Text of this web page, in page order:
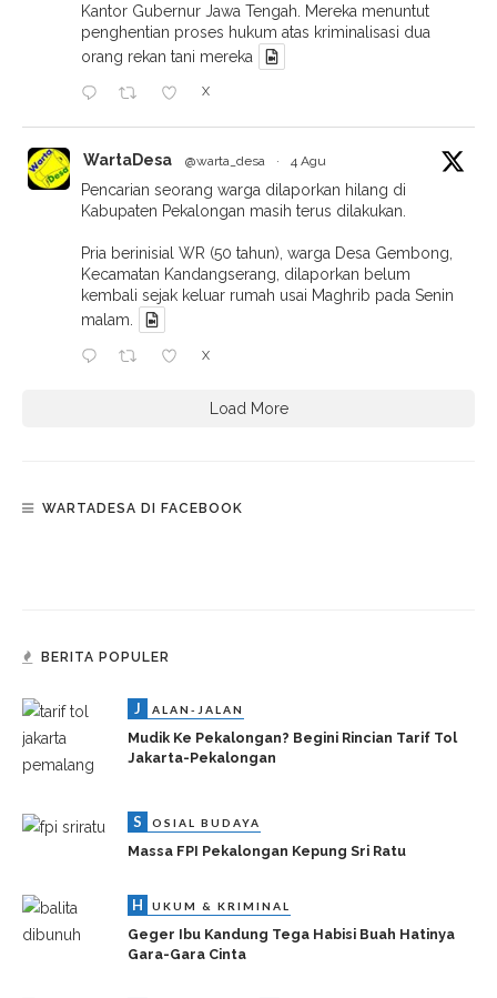
Kantor Gubernur Jawa Tengah. Mereka menuntut
penghentian proses hukum atas kriminalisasi dua
orang rekan tani mereka
X
WartaDesa @warta_desa · 4 Agu
Pencarian seorang warga dilaporkan hilang di
Kabupaten Pekalongan masih terus dilakukan.
Pria berinisial WR (50 tahun), warga Desa Gembong,
Kecamatan Kandangserang, dilaporkan belum
kembali sejak keluar rumah usai Maghrib pada Senin
malam.
X
Load More
WARTADESA DI FACEBOOK
BERITA POPULER
J ALAN-JALAN
Mudik Ke Pekalongan? Begini Rincian Tarif Tol
Jakarta-Pekalongan
S OSIAL BUDAYA
Massa FPI Pekalongan Kepung Sri Ratu
H UKUM & KRIMINAL
Geger Ibu Kandung Tega Habisi Buah Hatinya
Gara-Gara Cinta